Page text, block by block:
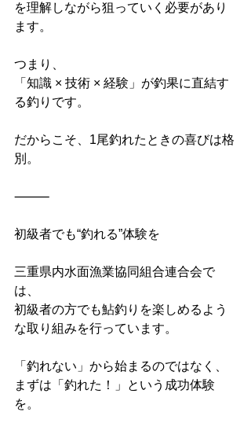
を理解しながら狙っていく必要があり
ます。
つまり、
「知識 × 技術 × 経験」が釣果に直結す
る釣りです。
だからこそ、1尾釣れたときの喜びは格
別。
⸻
初級者でも“釣れる”体験を
三重県内水面漁業協同組合連合会で
は、
初級者の方でも鮎釣りを楽しめるよう
な取り組みを行っています。
「釣れない」から始まるのではなく、
まずは「釣れた！」という成功体験
を。